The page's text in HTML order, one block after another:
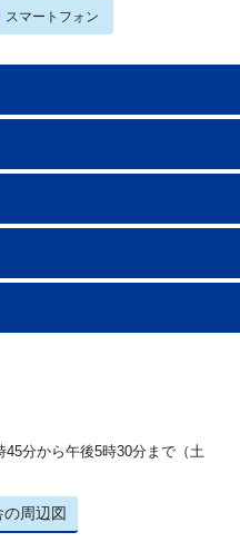
スマートフォン
分から午後5時30分まで（土
の周辺図